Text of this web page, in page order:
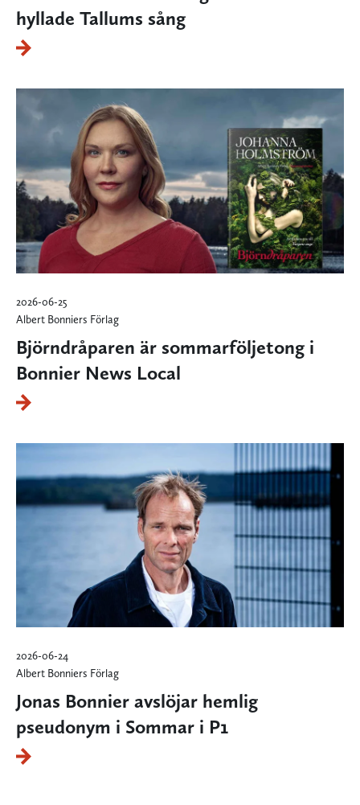
hyllade Tallums sång
2026-06-25
Albert Bonniers Förlag
Björndråparen är sommarföljetong i
Bonnier News Local
2026-06-24
Albert Bonniers Förlag
Jonas Bonnier avslöjar hemlig
pseudonym i Sommar i P1